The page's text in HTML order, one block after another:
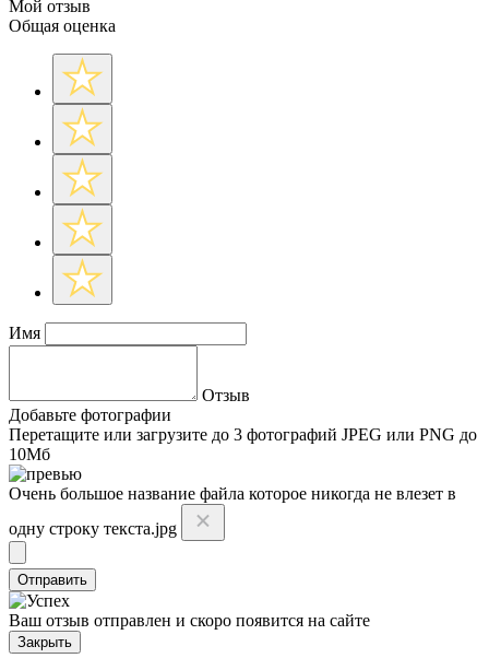
Мой отзыв
Общая оценка
Имя
Отзыв
Добавьте фотографии
Перетащите или загрузите до 3 фотографий JPEG или PNG до
10Мб
Очень большое название файла которое никогда не влезет в
одну строку текста.jpg
Отправить
Ваш отзыв отправлен и скоро появится на сайте
Закрыть